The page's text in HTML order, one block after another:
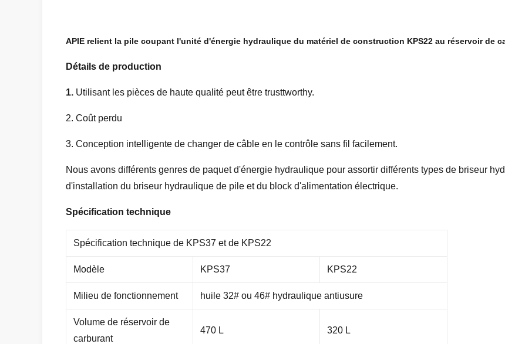
APIE relient la pile coupant l'unité d'énergie hydraulique du matériel de construction KPS22 au réservoir de
Détails de production
1. Utilisant les pièces de haute qualité peut être trusttworthy.
2. Coût perdu
3. Conception intelligente de changer de câble en le contrôle sans fil facilement.
Nous avons différents genres de paquet d'énergie hydraulique pour assortir différents types de briseur
d'installation du briseur hydraulique de pile et du block d'alimentation électrique.
Spécification technique
Spécification technique de KPS37 et de KPS22
Modèle KPS37 KPS22
Milieu de fonctionnement huile 32# ou 46# hydraulique antiusure
Volume de réservoir de
carburant
470 L 320 L